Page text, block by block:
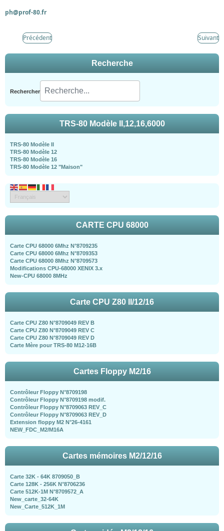
ph@prof-80.fr
Précédent Suivant
Recherche
Rechercher
TRS-80 Modèle II,12,16,6000
TRS-80 Modèle II
TRS-80 Modèle 12
TRS-80 Modèle 16
TRS-80 Modèle 12 "Maison"
CARTE CPU 68000
Carte CPU 68000 6Mhz N°8709235
Carte CPU 68000 6Mhz N°8709353
Carte CPU 68000 8Mhz N°8709573
Modifications CPU-68000 XENIX 3.x
New-CPU 68000 8MHz
Carte CPU Z80 II/12/16
Carte CPU Z80 N°8709049 REV B
Carte CPU Z80 N°8709049 REV C
Carte CPU Z80 N°8709049 REV D
Carte Mère pour TRS-80 M12-16B
Cartes Floppy M2/16
Contrôleur Floppy N°8709198
Contrôleur Floppy N°8709198 modif.
Contrôleur Floppy N°8709063 REV_C
Contrôleur Floppy N°8709063 REV_D
Extension floppy M2 N°26-4161
NEW_FDC_M2/M16A
Cartes mémoires M2/12/16
Carte 32K - 64K 8709050_B
Carte 128K - 256K N°8706236
Carte 512K-1M N°8709572_A
New_carte_32-64K
New_Carte_512K_1M